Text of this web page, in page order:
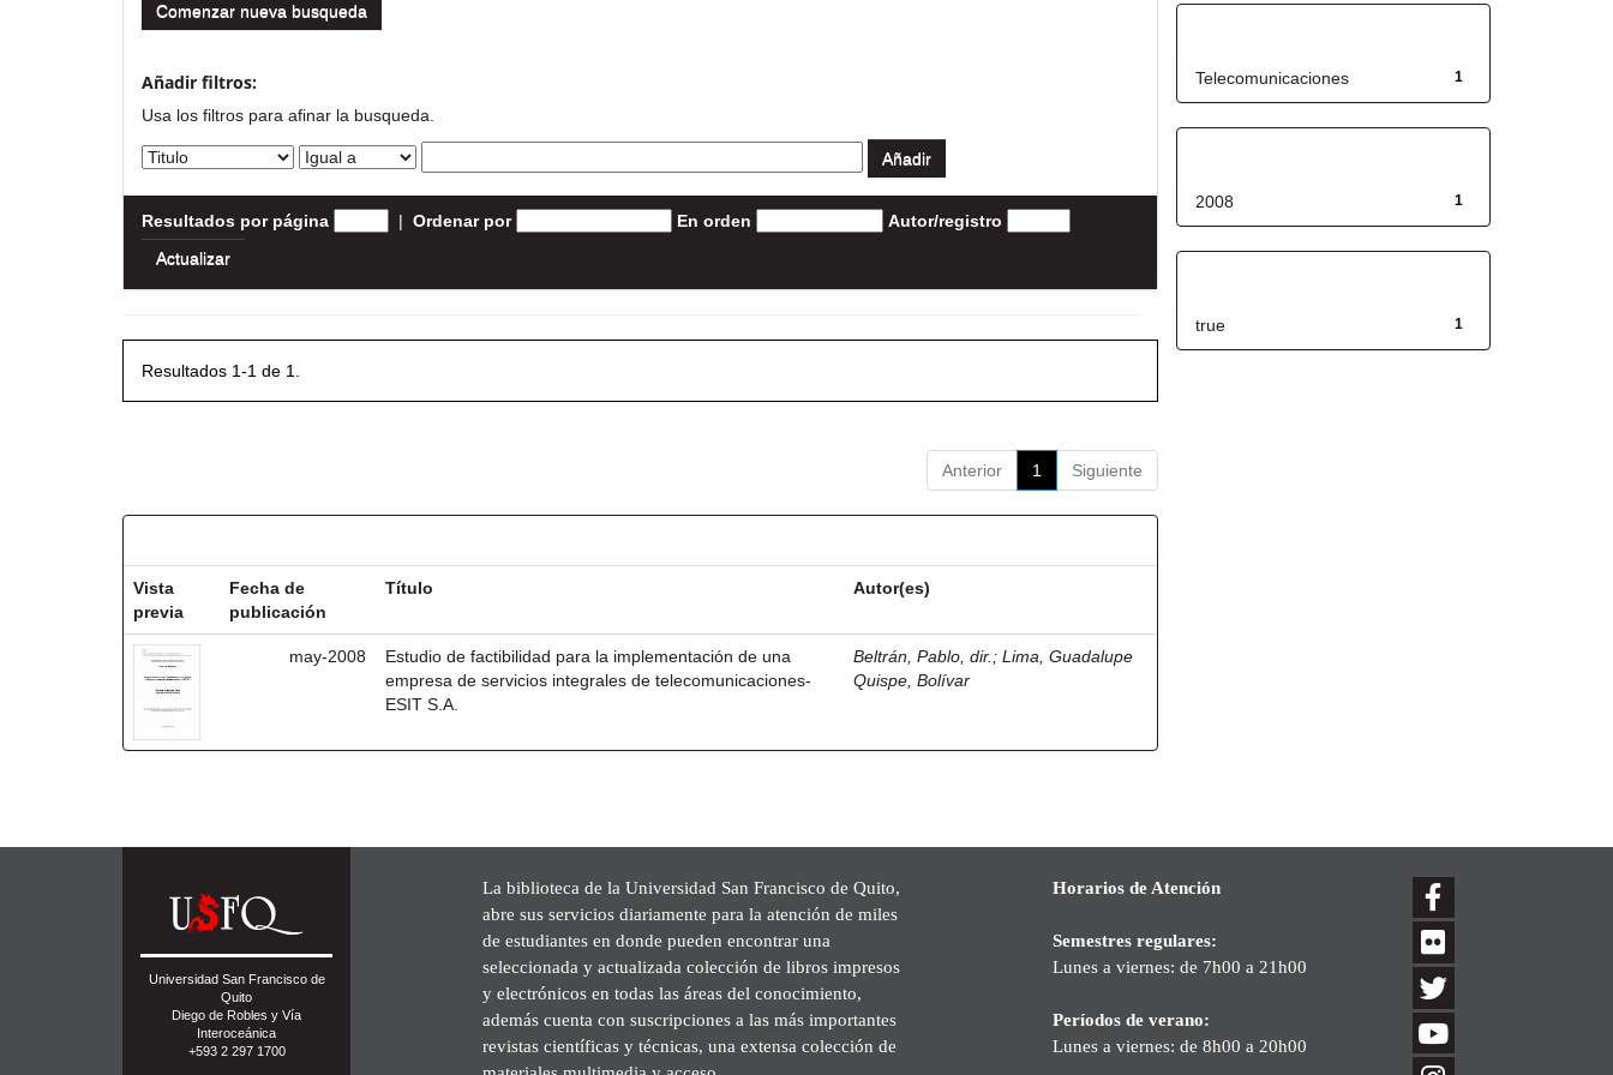
Comenzar nueva busqueda
Añadir filtros:
Usa los filtros para afinar la busqueda.
Resultados por página | Ordenar por En orden Autor/registro
Resultados 1-1 de 1.
Anterior 1 Siguiente
Vista
previa
Fecha de
publicación
Título Autor(es)
may-2008
Estudio de factibilidad para la implementación de una
empresa de servicios integrales de telecomunicaciones-
ESIT S.A.
Beltrán, Pablo, dir. ;Lima, Guadalupe
Quispe, Bolívar
1
Telecomunicaciones
1
2008
1
true
Universidad San Francisco de
Quito
Diego de Robles y Vía
Interoceánica
+593 2 297 1700
La biblioteca de la Universidad San Francisco de Quito,
abre sus servicios diariamente para la atención de miles
de estudiantes en donde pueden encontrar una
seleccionada y actualizada colección de libros impresos
y electrónicos en todas las áreas del conocimiento,
además cuenta con suscripciones a las más importantes
revistas científicas y técnicas, una extensa colección de
Horarios de Atención
Semestres regulares:
Lunes a viernes: de 7h00 a 21h00
Períodos de verano:
Lunes a viernes: de 8h00 a 20h00